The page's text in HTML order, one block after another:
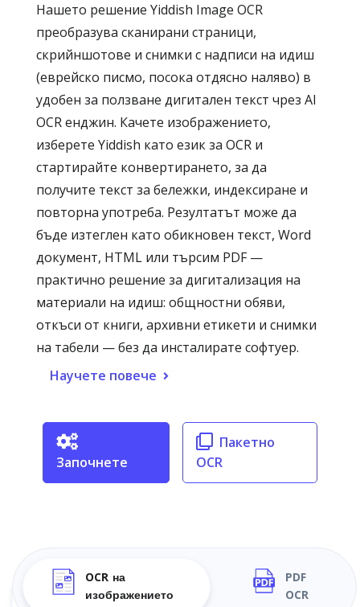
Нашето решение Yiddish Image OCR
преобразува сканирани страници,
скрийншотове и снимки с надписи на идиш
(еврейско писмо, посока отдясно наляво) в
удобен за ползване дигитален текст чрез AI
OCR енджин. Качете изображението,
изберете Yiddish като език за OCR и
стартирайте конвертирането, за да
получите текст за бележки, индексиране и
повторна употреба. Резултатът може да
бъде изтеглен като обикновен текст, Word
документ, HTML или търсим PDF —
практично решение за дигитализация на
материали на идиш: общностни обяви,
откъси от книги, архивни етикети и снимки
на табели — без да инсталирате софтуер.
Научете повече
Започнете
Пакетно
OCR
OCR на
изображението
PDF
OCR